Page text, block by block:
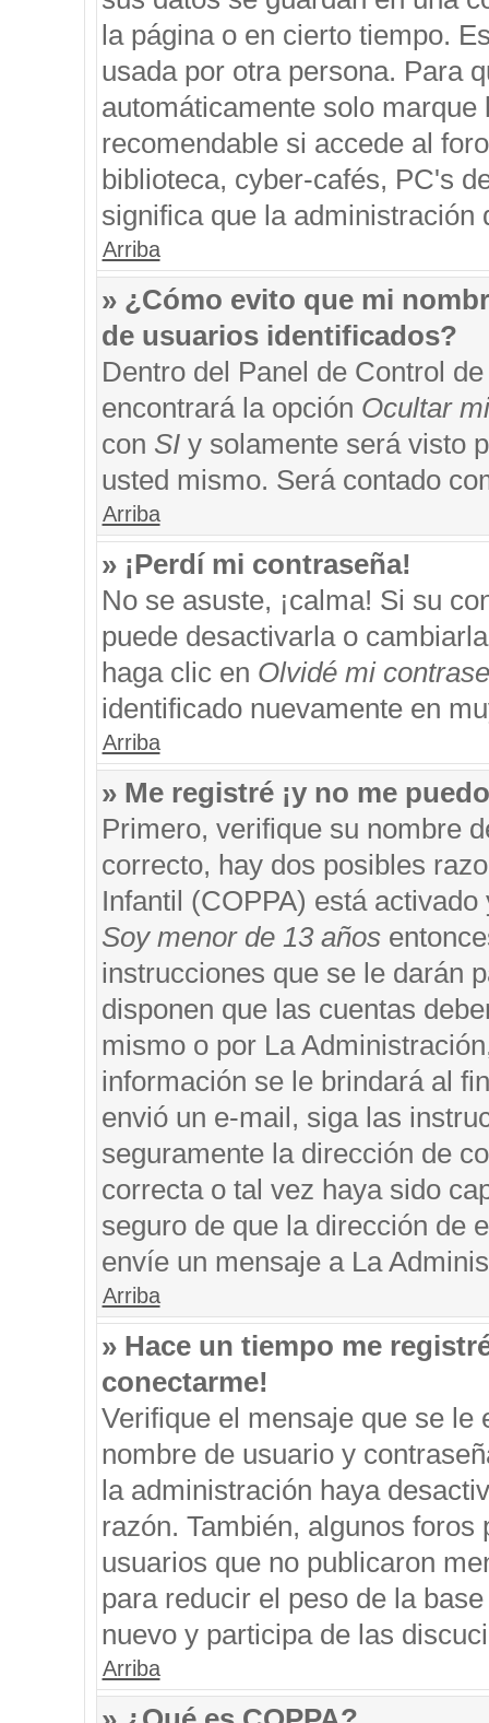
la página o en cierto tiempo.
usada por otra persona. Para
automáticamente solo
recomendable si accede al
biblioteca, cyber-cafés, PC's
significa que la administración
Arriba
» ¿Cómo evito que mi
de usuarios identificados?
Dentro del Panel de Control
encontrará la opción Ocultar
con SIy solamente será visto
usted mismo. Será contado
Arriba
» ¡Perdí mi contraseña!
No se asuste, ¡calma! Si su
puede desactivarla o
haga clic en Olvidé mi
identificado nuevamente en
Arriba
» Me registré ¡y no me
Primero, verifique su nombre
correcto, hay dos posibles
Infantil (COPPA) está
Soy menor de 13 años
instrucciones que se le darán
disponen que las cuentas
mismo o por La
información se le brindará al
envió un e-mail, siga las
seguramente la dirección de
correcta o tal vez haya sido
seguro de que la dirección de
envíe un mensaje a La
Arriba
» Hace un tiempo me
conectarme!
Verifique el mensaje que se
nombre de usuario y
la administración haya
razón. También, algunos
usuarios que no publicaron
para reducir el peso de la
nuevo y participa de las
Arriba